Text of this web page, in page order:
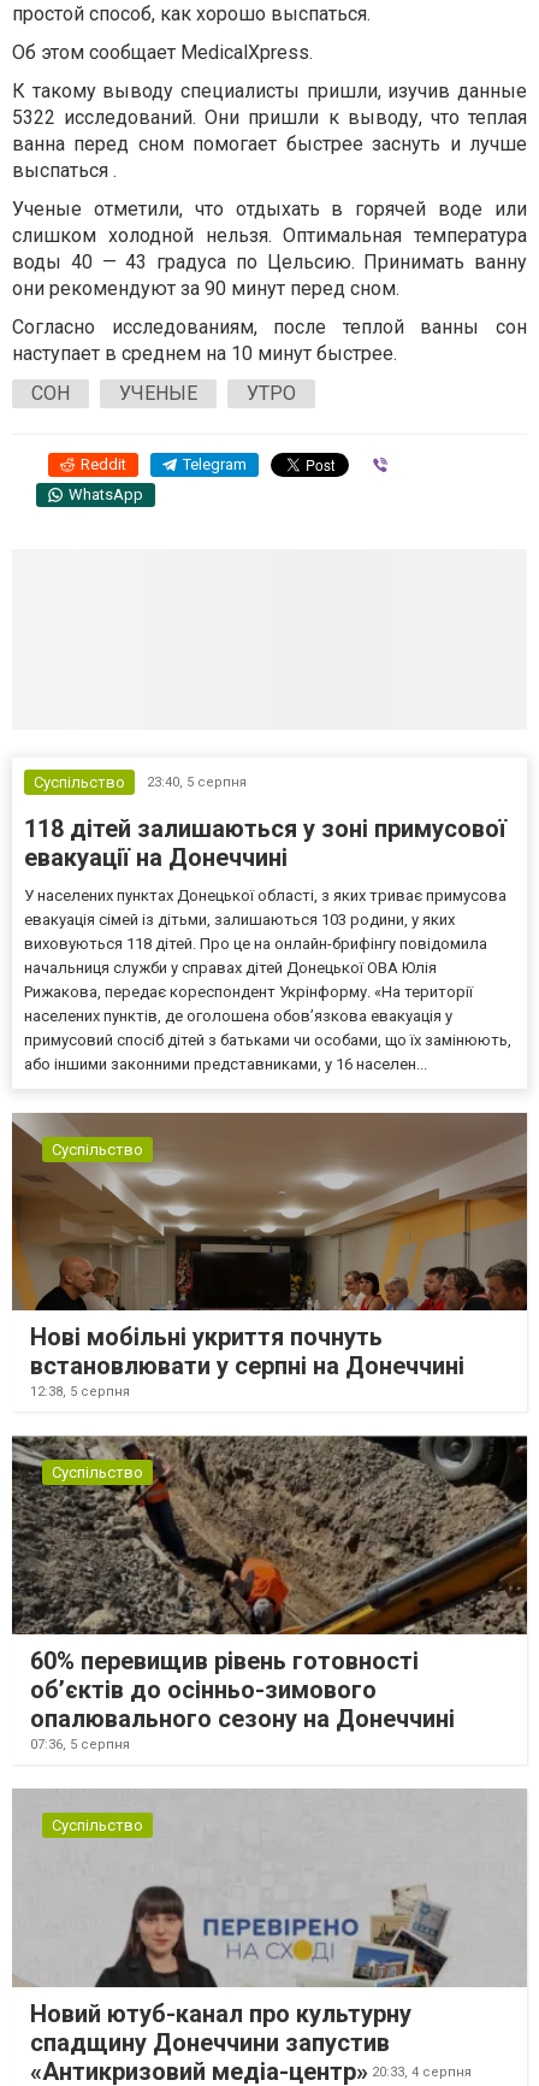
простой способ, как хорошо выспаться.
Об этом сообщает MedicalXpress.
К такому выводу специалисты пришли, изучив данные
5322 исследований. Они пришли к выводу, что теплая
ванна перед сном помогает быстрее заснуть и лучше
выспаться .
Ученые отметили, что отдыхать в горячей воде или
слишком холодной нельзя. Оптимальная температура
воды 40 — 43 градуса по Цельсию. Принимать ванну
они рекомендуют за 90 минут перед сном.
Согласно исследованиям, после теплой ванны сон
наступает в среднем на 10 минут быстрее.
СОН
УЧЕНЫЕ УТРО
Reddit Telegram
WhatsApp
Суспільство 23:40, 5 серпня
118 дітей залишаються у зоні примусової
евакуації на Донеччині
У населених пунктах Донецької області, з яких триває примусова
евакуація сімей із дітьми, залишаються 103 родини, у яких
виховуються 118 дітей. Про це на онлайн-брифінгу повідомила
начальниця служби у справах дітей Донецької ОВА Юлія
Рижакова, передає кореспондент Укрінформу. «На території
населених пунктів, де оголошена обов’язкова евакуація у
примусовий спосіб дітей з батьками чи особами, що їх замінюють,
або іншими законними представниками, у 16 населен...
Суспільство
Нові мобільні укриття почнуть
встановлювати у серпні на Донеччині
12:38, 5 серпня
Суспільство
60% перевищив рівень готовності
об’єктів до осінньо-зимового
опалювального сезону на Донеччині
07:36, 5 серпня
Суспільство
Новий ютуб-канал про культурну
спадщину Донеччини запустив
«Антикризовий медіа-центр» 20:33, 4 серпня